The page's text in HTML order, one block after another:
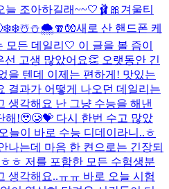
늘 조아하길래~~🤍🩰🎀 겨울티
새로 산 핸드폰 케
모든 데일리🤍 이 글을 볼 즘이
선 고생 많았어요👏 오랫동안 긴
을 텐데 이제는 편하게! 맛있는
결과가 어떻게 나오던 데일리는
생각해요 난 그냥 수능을 해낸
해!🥹🥲💝 다시 한번 수고 많았
늘이 바로 수능 디데이라니..ㅎ
나는데 마음 한 켠으로는 긴장되
ㅎ 저를 포함한 모든 수험생분
생각해요..ㅠㅠ 바로 오늘 시험